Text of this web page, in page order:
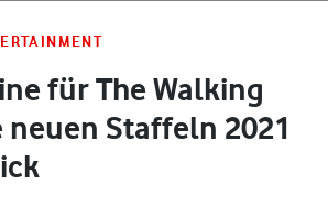
für The Walking
neuen Staffeln 2021